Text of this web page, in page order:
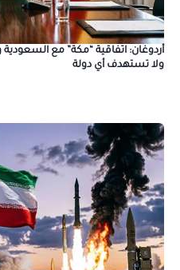
أردوغان: اتفاقية “مكة” مع
ولا تستهدف أي دولة